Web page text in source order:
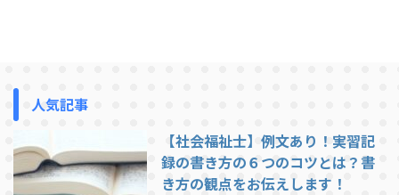
る人々側が変わるのではなく、社
会環境側が障がいのある人々に対
してノーマルであるべきという考
え方である。バンク・ミケルセン
は知的障害者の親の会と共に運動
人気記事
【社会福祉士】例文あり！実習記
録の書き方の６つのコツとは？書
き方の観点をお伝えします！